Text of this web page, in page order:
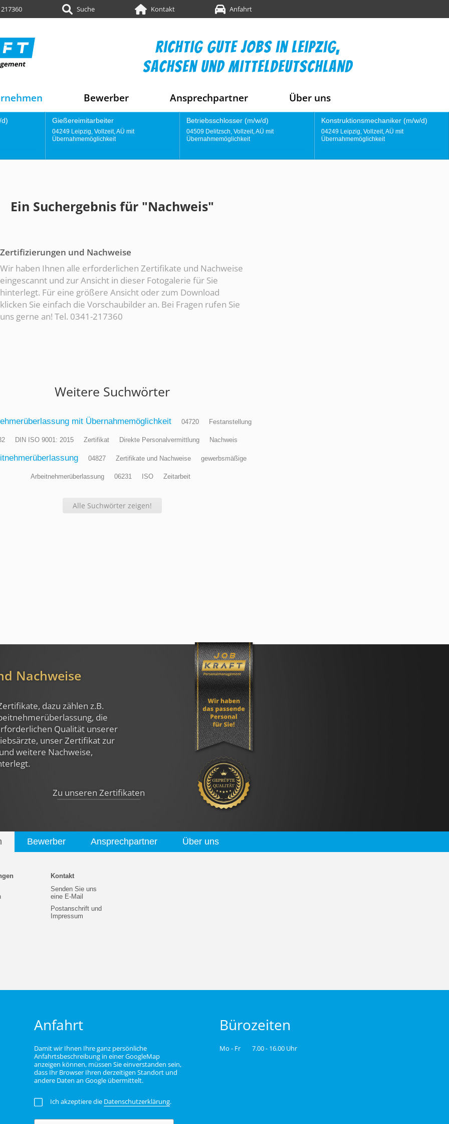
Suche Kontakt Anfahrt
richtig gute jobs in leipzig,
sachsen und mitteldeutschland
Bewerber Ansprechpartner Über uns
Betriebsschlosser (m/w/d)
04509 Delitzsch, Vollzeit, AÜ mit
Übernahmemöglichkeit
Konstruktionsmechaniker (m/w/d)
04249 Leipzig, Vollzeit, AÜ mit
Übernahmemöglichkeit
Instandhaltungstechniker (m/w/
04356 Leipzig, Vollzeit, AÜ mit
Übernahmemöglichkeit
Ein Suchergebnis für "Nachweis"
Zertifizierungen und Nachweise
Wir haben Ihnen alle erforderlichen Zertifikate und Nachweise
eingescannt und zur Ansicht in dieser Fotogalerie für Sie
hinterlegt. Für eine größere Ansicht oder zum Download
klicken Sie einfach die Vorschaubilder an. Bei Fragen rufen Sie
uns gerne an! Tel. 0341-217360
Weitere Suchwörter
mit Übernahmemöglichkeit 04720 Festanstellung
DIN ISO 9001: 2015 Zertifikat Direkte Personalvermittlung Nachweis
04827 Zertifikate und Nachweise gewerbsmäßige
Arbeitnehmerüberlassung 06231 ISO Zeitarbeit
Alle Suchwörter zeigen!
Nachweise
dazu zählen z.B.
die
Qualität unserer
unser Zertifikat zur
weitere Nachweise,
Zu unseren Zertifikaten
Bewerber Ansprechpartner Über uns
Kontakt
Senden Sie uns
eine E-Mail
Postanschrift und
Impressum
Bürozeiten
Mo - Fr 7.00 - 16.00 Uhr
Anfahrt
Damit wir Ihnen Ihre ganz persönliche
Anfahrtsbeschreibung in einer GoogleMap
anzeigen können, müssen Sie einverstanden sein,
dass Ihr Browser Ihren derzeitigen Standort und
andere Daten an Google übermittelt.
Ich akzeptiere die Datenschutzerklärung.